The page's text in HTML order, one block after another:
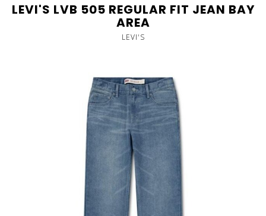
LEVI'S LVB 505 REGULAR FIT JEAN BAY
AREA
LEVI'S